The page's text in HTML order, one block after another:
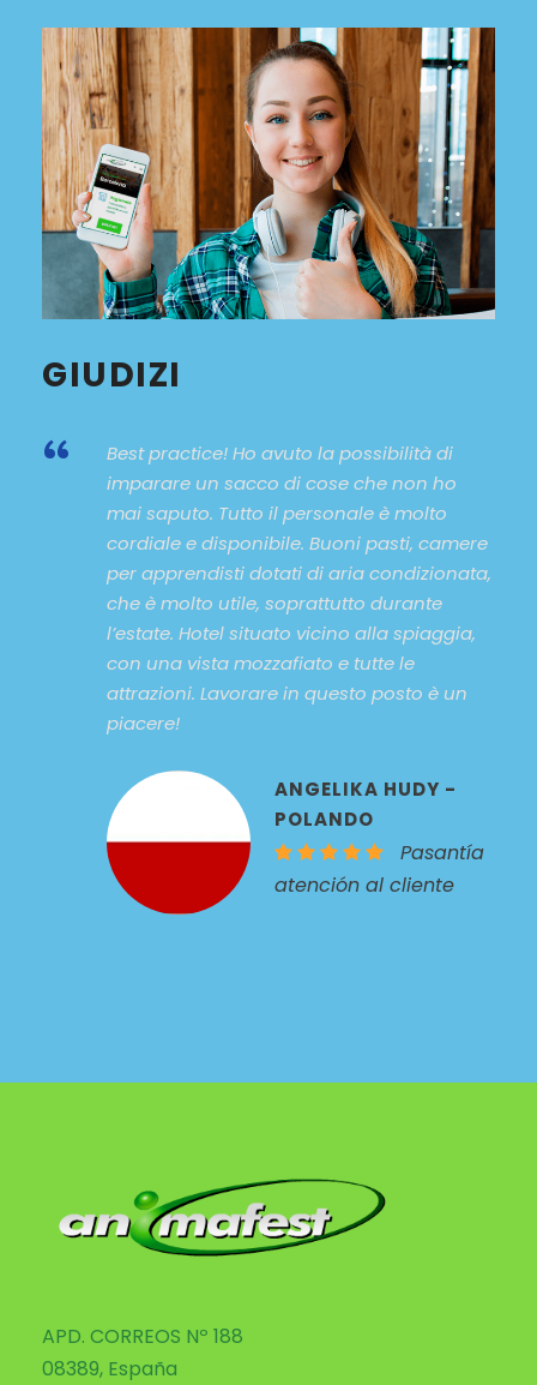
GIUDIZI
“
Best practice! Ho avuto la possibilità di
imparare un sacco di cose che non ho
mai saputo. Tutto il personale è molto
cordiale e disponibile. Buoni pasti, camere
per apprendisti dotati di aria condizionata,
che è molto utile, soprattutto durante
l’estate. Hotel situato vicino alla spiaggia,
con una vista mozzafiato e tutte le
attrazioni. Lavorare in questo posto è un
piacere!
ANGELIKA HUDY -
POLANDO
Pasantía
atención al cliente
APD. CORREOS Nº 188
08389, España